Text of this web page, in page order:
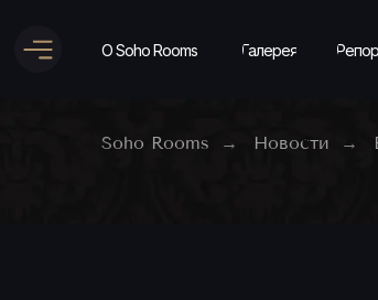
Галерея
О Soho Rooms
Soho Rooms → Новости →